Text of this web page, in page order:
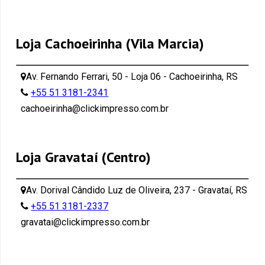
Loja Cachoeirinha (Vila Marcia)
Av. Fernando Ferrari, 50 - Loja 06 - Cachoeirinha, RS
+55 51 3181-2341
cachoeirinha@clickimpresso.com.br
Loja Gravataí (Centro)
Av. Dorival Cândido Luz de Oliveira, 237 - Gravataí, RS
+55 51 3181-2337
gravatai@clickimpresso.com.br